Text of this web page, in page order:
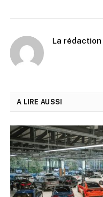
La rédaction
A LIRE AUSSI